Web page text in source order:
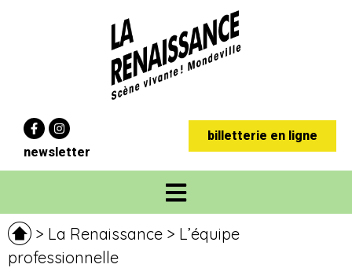
newsletter
billetterie en ligne
> La Renaissance > L’équipe
professionnelle
Panneau de gestion des cookies